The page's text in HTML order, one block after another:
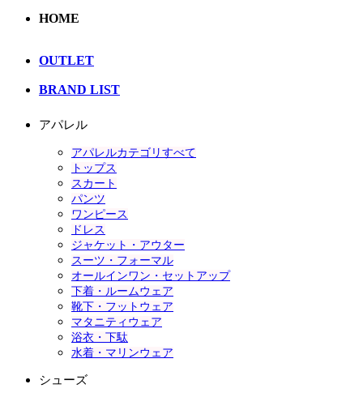
HOME
OUTLET
BRAND LIST
アパレル
アパレルカテゴリすべて
トップス
スカート
パンツ
ワンピース
ドレス
ジャケット・アウター
スーツ・フォーマル
オールインワン・セットアップ
下着・ルームウェア
靴下・フットウェア
マタニティウェア
浴衣・下駄
水着・マリンウェア
シューズ